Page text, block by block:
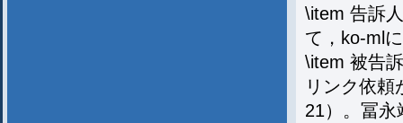
\item 告訴
て，ko-ml
\item 被告
リンク依
21）。冨